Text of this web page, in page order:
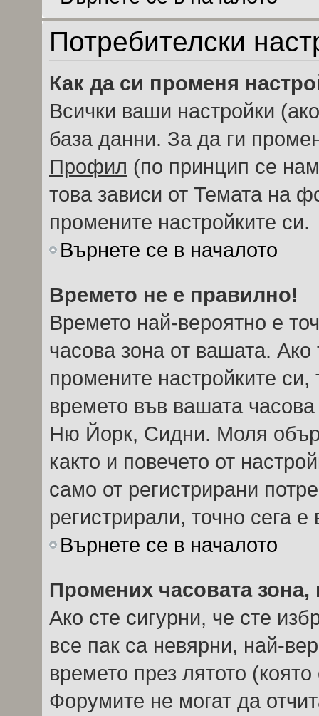
Потребителски
Как да си променя
Всички ваши настройки
база данни. За да ги
Профил (по принцип се
това зависи от Темата на
промените настройките си.
Върнете се в началото
Времето не е правилно!
Времето най-вероятно е
часова зона от вашата.
промените настройките
времето във вашата
Ню Йорк, Сидни. Моля
както и повечето от
само от регистрирани
регистрирали, точно сега
Върнете се в началото
Промених часовата
Ако сте сигурни, че сте
все пак са невярни, най-
времето през лятото
Форумите не могат да